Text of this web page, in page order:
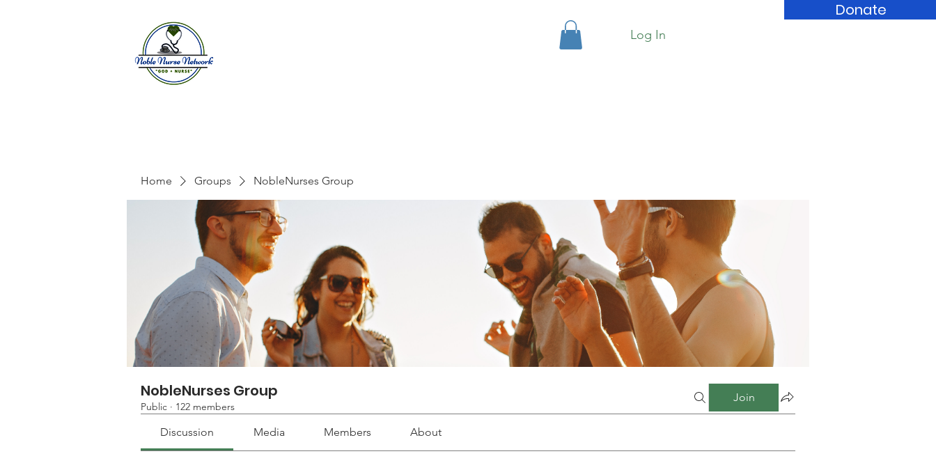
Donate
Log In
Home Groups NobleNurses Group
NobleNurses Group
Public · 122 members
Join
Discussion Media Members About